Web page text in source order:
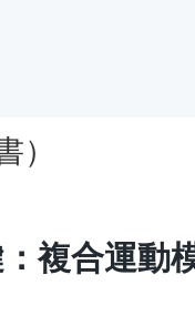
複合運動